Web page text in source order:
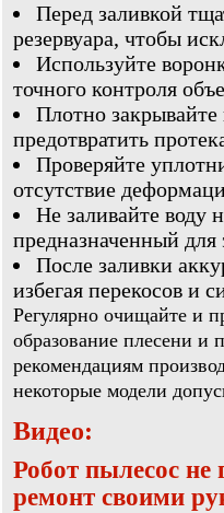
Перед заливкой
резервуара, чтобы
Используйте
точного контроля
Плотно
предотвратить
Проверяйте
отсутствие
Не заливайте воду
предназначенный для
После заливки
избегая перекосов и
Регулярно очищайте и
образование плесени и
рекомендациям
некоторые модели
Видео:
Робот пылесос не
ремонт своими